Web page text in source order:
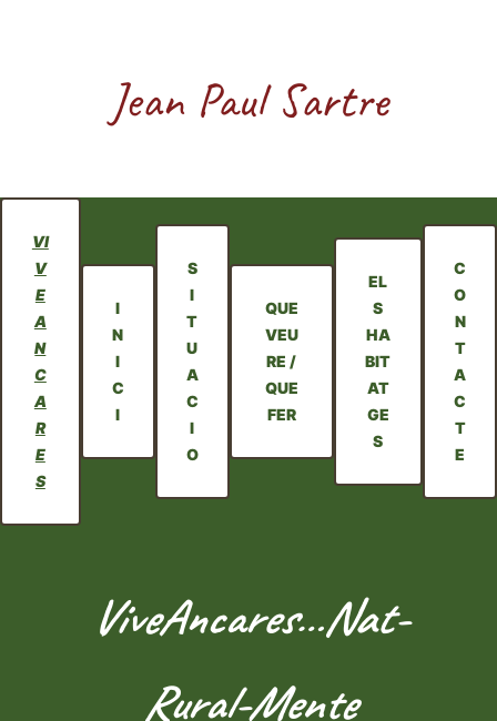
Jean Paul Sartre
VI
V
E
A
N
C
A
R
E
S
I
N
I
C
I
S
I
T
U
A
C
I
O
QUE
VEU
RE /
QUE
FER
EL
S
HA
BIT
AT
GE
S
C
O
N
T
A
C
T
E
ViveAncares…Nat-
Rural-Mente